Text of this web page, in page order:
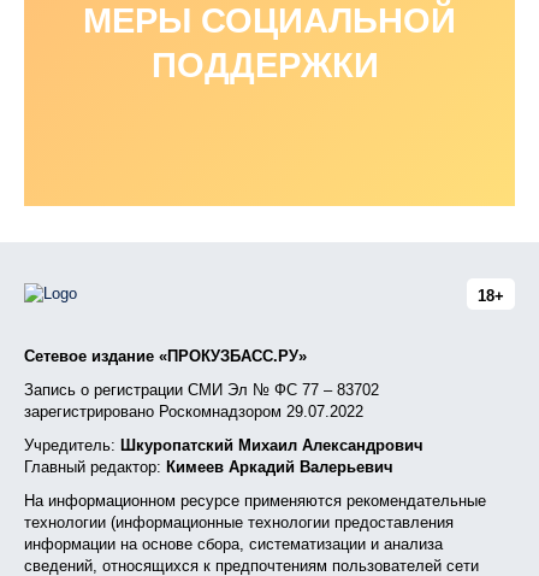
МЕРЫ СОЦИАЛЬНОЙ
ПОДДЕРЖКИ
18+
Сетевое издание «ПРОКУЗБАСС.РУ»
Запись о регистрации СМИ Эл № ФС 77 – 83702
зарегистрировано Роскомнадзором 29.07.2022
Учредитель: Шкуропатский Михаил Александрович
Главный редактор: Кимеев Аркадий Валерьевич
На информационном ресурсе применяются рекомендательные
технологии (информационные технологии предоставления
информации на основе сбора, систематизации и анализа
сведений, относящихся к предпочтениям пользователей сети